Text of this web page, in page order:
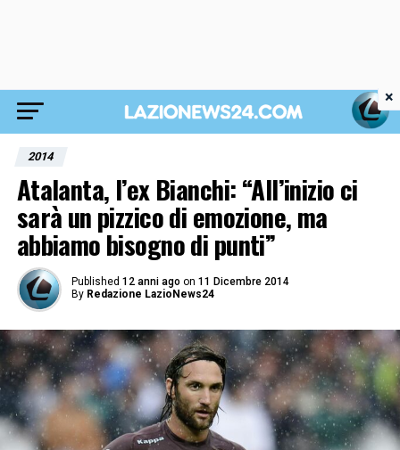
2014
Atalanta, l’ex Bianchi: “All’inizio ci
sarà un pizzico di emozione, ma
abbiamo bisogno di punti”
Published 12 anni ago on 11 Dicembre 2014
By Redazione LazioNews24
×